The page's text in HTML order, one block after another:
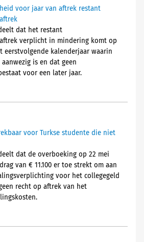
voor jaar van aftrek restant
dat het restant
verplicht in mindering komt op
eerstvolgende kalenderjaar waarin
is en dat geen
voor een later jaar.
voor Turkse studente die niet
dat de overboeking op 22 mei
van € 11.100 er toe strekt om aan
voor het collegegeld
recht op aftrek van het